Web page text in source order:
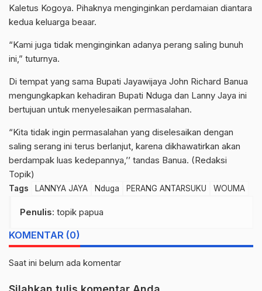
Kaletus Kogoya. Pihaknya menginginkan perdamaian diantara
kedua keluarga beaar.
“Kami juga tidak menginginkan adanya perang saling bunuh
ini,” tuturnya.
Di tempat yang sama Bupati Jayawijaya John Richard Banua
mengungkapkan kehadiran Bupati Nduga dan Lanny Jaya ini
bertujuan untuk menyelesaikan permasalahan.
“Kita tidak ingin permasalahan yang diselesaikan dengan
saling serang ini terus berlanjut, karena dikhawatirkan akan
berdampak luas kedepannya,’’ tandas Banua. (Redaksi
Topik)
Tags LANNYA JAYA Nduga PERANG ANTARSUKU WOUMA
Penulis: topik papua
KOMENTAR (0)
Saat ini belum ada komentar